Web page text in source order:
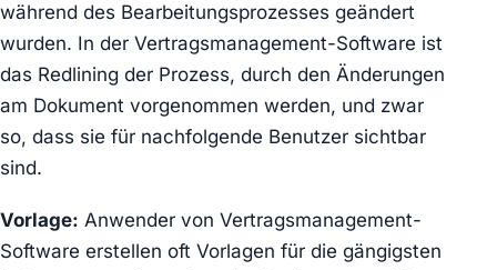
während des Bearbeitungsprozesses geändert
wurden. In der Vertragsmanagement-Software ist
das Redlining der Prozess, durch den Änderungen
am Dokument vorgenommen werden, und zwar
so, dass sie für nachfolgende Benutzer sichtbar
sind.
Vorlage: Anwender von Vertragsmanagement-
Software erstellen oft Vorlagen für die gängigsten